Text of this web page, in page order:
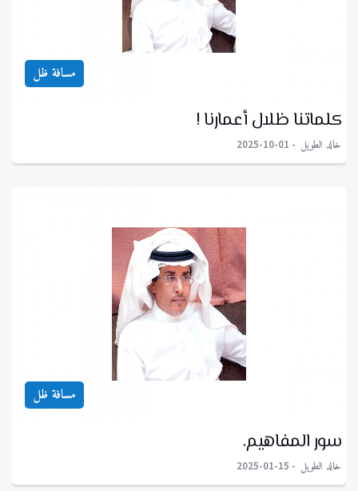
مسافة ظل
كلماتنا ظلال أعمارنا !
خالد الطويل 2025-10-01
مسافة ظل
سور المفاهيم.
خالد الطويل 2025-01-15